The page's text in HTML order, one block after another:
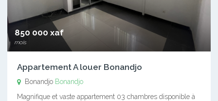
850 000 xaf
mois
Appartement A louer Bonandjo
Bonandjo Bonandjo
Magnifique et vaste appartement 03 chambres disponible à